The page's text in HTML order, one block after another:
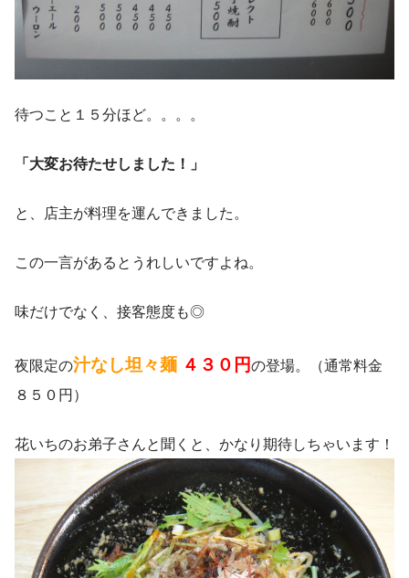
待つこと１５分ほど。。。。
「大変お待たせしました！」
と、店主が料理を運んできました。
この一言があるとうれしいですよね。
味だけでなく、接客態度も◎
夜限定の汁なし坦々麺 ４３０円の登場。（通常料金
８５０円）
花いちのお弟子さんと聞くと、かなり期待しちゃいます！